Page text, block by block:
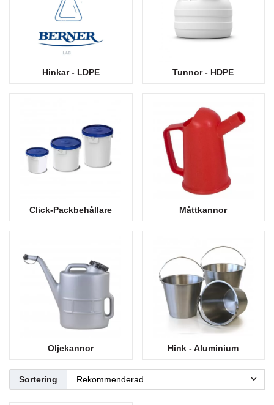
Hinkar - LDPE Tunnor - HDPE
Click-Packbehållare Måttkannor
Oljekannor Hink - Aluminium
Sortering